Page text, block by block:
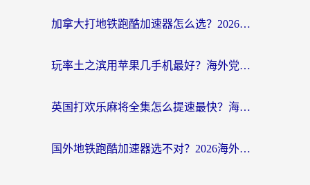
加拿大打地铁跑酷加速器怎么选？2026海外玩家实测指南（附王国纪元保卫萝卜3加速技巧）
玩率土之滨用苹果几手机最好？海外党必看的国服游戏加速+设备选择指南
英国打欢乐麻将全集怎么提速最快？海外党亲测有效的国服游戏加速指南
国外地铁跑酷加速器选不对？2026海外玩家必看的国服游戏加速全攻略